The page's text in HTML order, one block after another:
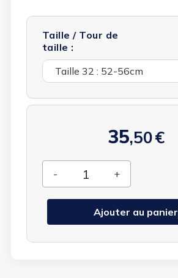
Taille / Tour de
taille :
35,50€
Ajouter au panier